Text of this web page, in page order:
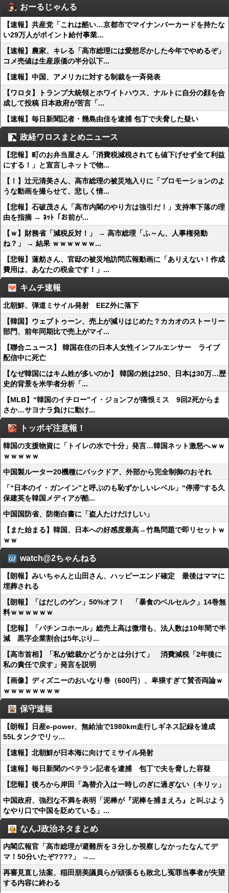
おーるじゃんる
【速報】共産党「これは酷い…京都市でマイナンバーカードを持たな
い29万人がポイント給付事業...
【速報】農家、キレる「高市総理には愛想尽かした今年でやめるぞ」
コメ売値は生産原価の半分以下...
【速報】中国、アメリカに対する制裁を一斉発表
【ワロタ】トランプ大統領とホワイトハウス、ナルトに自分の顔を合
成して投稿 日本政府が苦言「...
【速報】毎日新聞記者・幾島由佳を逮捕 包丁で夫脅した疑い
政経ワロスまとめニュース
【悲報】町のお弁当屋さん「消費税減税されても値下げせず全て利益
にする！」と宣言しネットで物...
【！】辻元清美さん、高市総理の被災地入りに「プロモーションのよ
うな動画を撮らせて、悲しく情...
【悲報】石破茂さん「高市内閣のやり方は強引だ！」支持率下落の理
由を指摘 → ﾈｯﾄ「お前が...
【ｗ】財務省「減税反対！」 → 高市総理「ふ～ん、人事権発動
ね？」 → 結果 ｗｗｗｗｗｗ...
【悲報】蓮舫さん、官邸の被災地訪問広報動画に「ありえない！作成
費用は、あなたの税金です！」...
キムチ速報
北朝鮮、弾道ミサイル発射 EEZ外に落下
【韓国】ウェブトゥーン、売上が減りはじめた？カカオのストーリー
部門、前年同期比で売上がマイ...
【聯合ニュース】 韓国在住の日本人女性インフルエンサー ライブ
配信中に死亡
【なぜ韓国にはキム姓が多いのか】 韓国の姓は250、日本は30万…歴
史的背景を米学者分析「...
【MLB】“韓国のイチロー”イ・ジョンフが痛恨ミス 9回2死からま
さか…サヨナラ負けに動け...
トッポギ注意報！
韓国の支援物資に「トイレの水で十分」発言…韓国ネット激怒へｗｗ
ｗｗｗｗｗ
中国製ルーター20機種にバックドア、外部から完全制御のおそれ
「“日本のイ・ガンイン”と呼ぶのも恥ずかしいレベル」“停滞”する久
保建英を韓国メディアが酷...
中国国防省、防衛白書に「盗人たけだけしい」
【また始まる】韓国、日本への好感度最高→竹島問題で即リセットｗ
ｗｗ
watch@2ちゃんねる
【朗報】みいちゃんと山田さん、ハッピーエンド確定 最後はママに
埋葬される
【朗報】「はだしのゲン」50%オフ！ 「暴食のベルセルク」14巻無
料ｗｗｗｗｗｗ
【悲報】「パチンコホール」総売上高は微増も、法人数は10年間で半
減 黒字企業割合は5年ぶり...
【高市首相】「私が総裁かどうかとは分けて」 消費減税「2年後に
私の責任で戻す」発言を説明
【画像】ディズニーのおいなり巻（600円）、卑猥すぎて賛否両論ｗ
ｗｗｗｗｗｗｗｗ
保守速報
【朗報】日産e-power、無給油で1980km走行しギネス記録を達成
55Lタンクでリッ...
【速報】北朝鮮が日本海に向けてミサイル発射
【速報】毎日新聞のベテラン記者を逮捕 包丁で夫を脅した容疑
【悲報】後ろから岸田「為替介入は一時しのぎに過ぎない（キリッ」
中国政府、強烈な不満を表明「泥棒が『泥棒を捕まえろ』と叫ぶよう
なやり口で中国を貶めている」...
なんJ政治ネタまとめ
内閣広報官「高市総理が避難所を３分しか視察しなかったなんてデ
マ！50分いたぞ????」 →...
再審見直し法案、稲田朋美議員らが頑張るも敗北し冤罪当事者が失望
する内容に終わる